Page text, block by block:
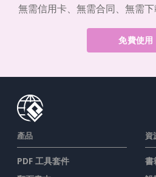
無需信用卡、無需合同、無需下
免費使用
產品
PDF 工具套件
資
書